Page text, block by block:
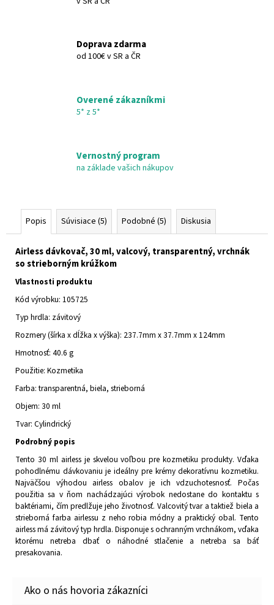
Doprava zdarma
od 100€ v SR a ČR
Overené zákazníkmi
5* z 5*
Vernostný program
na základe vašich nákupov
Popis Súvisiace (5) Podobné (5) Diskusia
Airless dávkovač, 30 ml, valcový, transparentný, vrchnák
so strieborným krúžkom
Vlastnosti produktu
Kód výrobku: 105725
Typ hrdla: závitový
Rozmery (šírka x dĺžka x výška): 237.7mm x 37.7mm x 124mm
Hmotnosť: 40.6 g
Použitie: Kozmetika
Farba: transparentná, biela, strieborná
Objem: 30 ml
Tvar: Cylindrický
Podrobný popis
Tento 30 ml airless je skvelou voľbou pre kozmetiku produkty. Vďaka
pohodlnému dávkovaniu je ideálny pre krémy dekoratívnu kozmetiku.
Najväčšou výhodou airless obalov je ich vdzuchotesnosť. Počas
použitia sa v ňom nachádzajúci výrobok nedostane do kontaktu s
baktériami, čím predlžuje jeho životnosť. Valcovitý tvar a taktiež biela a
strieborná farba airlessu z neho robia módny a praktický obal. Tento
airless má závitový typ hrdla. Disponuje s ochranným vrchnákom, vďaka
ktorému netreba dbať o náhodné stlačenie a netreba sa báť
presakovania.